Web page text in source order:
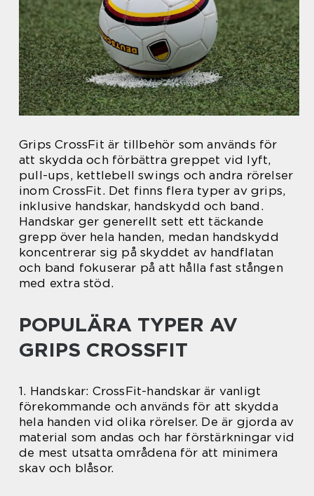
Grips CrossFit är tillbehör som används för
att skydda och förbättra greppet vid lyft,
pull-ups, kettlebell swings och andra rörelser
inom CrossFit. Det finns flera typer av grips,
inklusive handskar, handskydd och band.
Handskar ger generellt sett ett täckande
grepp över hela handen, medan handskydd
koncentrerar sig på skyddet av handflatan
och band fokuserar på att hålla fast stången
med extra stöd.
POPULÄRA TYPER AV
GRIPS CROSSFIT
1. Handskar: CrossFit-handskar är vanligt
förekommande och används för att skydda
hela handen vid olika rörelser. De är gjorda av
material som andas och har förstärkningar vid
de mest utsatta områdena för att minimera
skav och blåsor.